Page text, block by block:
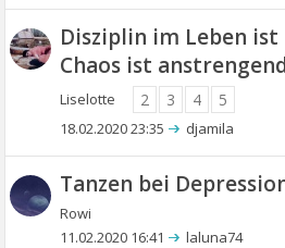
Disziplin im Leben
Chaos ist
Liselotte 2 3 4 5
18.02.2020 23:35 djamila
Tanzen bei
Rowi
11.02.2020 16:41 laluna74